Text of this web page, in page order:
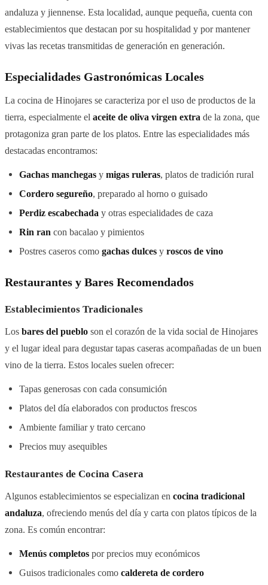
andaluza y jiennense. Esta localidad, aunque pequeña, cuenta con
establecimientos que destacan por su hospitalidad y por mantener
vivas las recetas transmitidas de generación en generación.
Especialidades Gastronómicas Locales
La cocina de Hinojares se caracteriza por el uso de productos de la
tierra, especialmente el aceite de oliva virgen extra de la zona, que
protagoniza gran parte de los platos. Entre las especialidades más
destacadas encontramos:
Gachas manchegas y migas ruleras, platos de tradición rural
Cordero segureño, preparado al horno o guisado
Perdiz escabechada y otras especialidades de caza
Rin ran con bacalao y pimientos
Postres caseros como gachas dulces y roscos de vino
Restaurantes y Bares Recomendados
Establecimientos Tradicionales
Los bares del pueblo son el corazón de la vida social de Hinojares
y el lugar ideal para degustar tapas caseras acompañadas de un buen
vino de la tierra. Estos locales suelen ofrecer:
Tapas generosas con cada consumición
Platos del día elaborados con productos frescos
Ambiente familiar y trato cercano
Precios muy asequibles
Restaurantes de Cocina Casera
Algunos establecimientos se especializan en cocina tradicional
andaluza, ofreciendo menús del día y carta con platos típicos de la
zona. Es común encontrar:
Menús completos por precios muy económicos
Guisos tradicionales como caldereta de cordero